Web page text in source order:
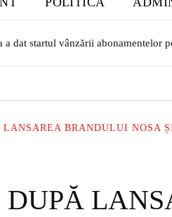
dat startul vânzării abonamentelor
patrimoniului sașilor transilvăneni
LANSAREA BRANDULUI NOSA
DUPĂ